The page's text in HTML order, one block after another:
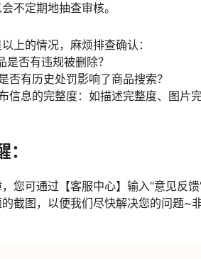
不定期地抽查审核。
上的情况，麻烦排查确认：
是否有违规被删除？
否有历史处罚影响了商品搜索？
信息的完整度：如描述完整度、图
您可通过【客服中心】输入“意见反
截图，以便我们尽快解决您的问题~